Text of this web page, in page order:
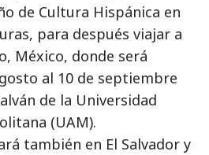
de Cultura Hispánica en
para después viajar a
México, donde será
al 10 de septiembre
de la Universidad
(UAM).
también en El Salvador y